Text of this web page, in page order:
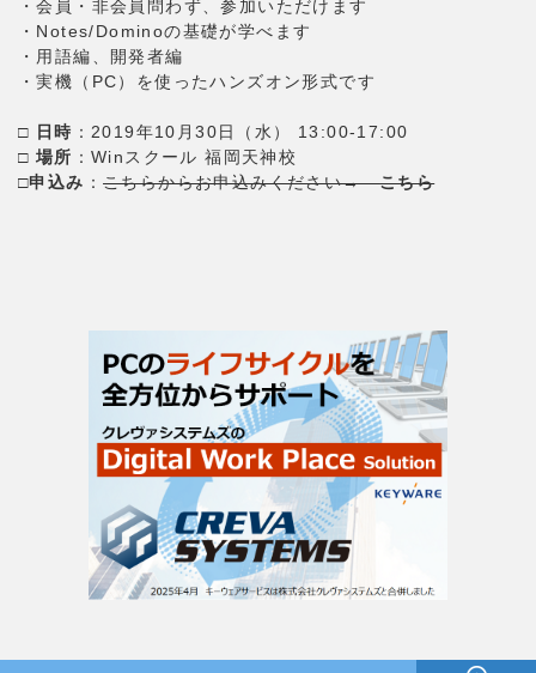
・会員・非会員問わず、参加いただけます
・Notes/Dominoの基礎が学べます
・用語編、開発者編
・実機（PC）を使ったハンズオン形式です
□ 日時 ：2019年10月30日（水） 13:00-17:00
□ 場所 ：Winスクール 福岡天神校
□申込み ：こちらからお申込みください→こちら